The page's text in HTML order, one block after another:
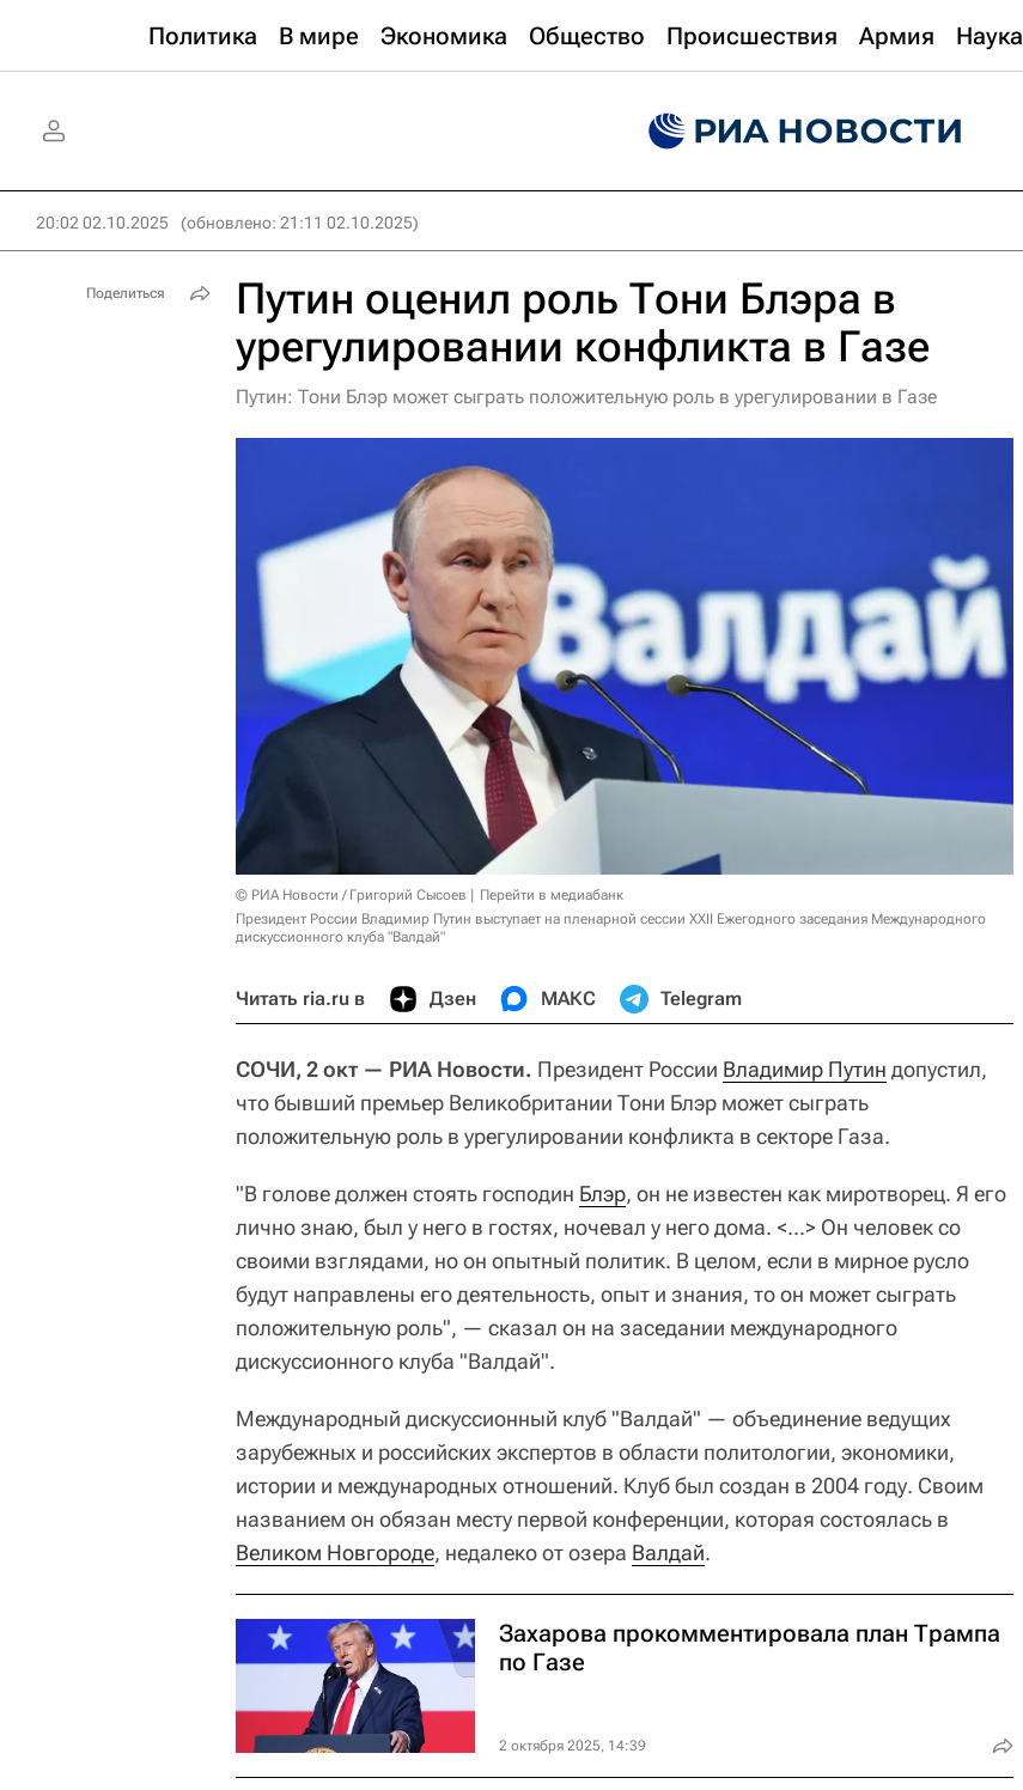
Политика В мире Экономика Общество Происшествия Армия Наука
20:02 02.10.2025 (обновлено: 21:11 02.10.2025)
Путин оценил роль Тони Блэра в
урегулировании конфликта в Газе
Путин: Тони Блэр может сыграть положительную роль в урегулировании в Газе
© РИА Новости / Григорий Сысоев
Перейти в медиабанк
Президент России Владимир Путин выступает на пленарной сессии XXII Ежегодного заседания Международного
дискуссионного клуба "Валдай"
Читать ria.ru в Дзен МАКС Telegram
СОЧИ, 2 окт — РИА Новости. Президент России Владимир Путин допустил,
что бывший премьер Великобритании Тони Блэр может сыграть
положительную роль в урегулировании конфликта в секторе Газа.
"В голове должен стоять господин Блэр, он не известен как миротворец. Я его
лично знаю, был у него в гостях, ночевал у него дома. <...> Он человек со
своими взглядами, но он опытный политик. В целом, если в мирное русло
будут направлены его деятельность, опыт и знания, то он может сыграть
положительную роль", — сказал он на заседании международного
дискуссионного клуба "Валдай".
Международный дискуссионный клуб "Валдай" — объединение ведущих
зарубежных и российских экспертов в области политологии, экономики,
истории и международных отношений. Клуб был создан в 2004 году. Своим
названием он обязан месту первой конференции, которая состоялась в
Великом Новгороде, недалеко от озера Валдай.
Захарова прокомментировала план Трампа
по Газе
2 октября 2025, 14:39
Поделиться